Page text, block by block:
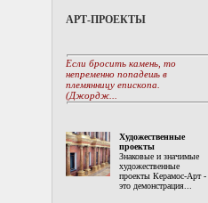
АРТ-ПРОЕКТЫ
Если бросить камень, то
непременно попадешь в
племянницу епископа.
(Джордж...
Художественные
проекты
Знаковые и значимые
художественные
проекты Керамос-Арт -
это демонстрация...